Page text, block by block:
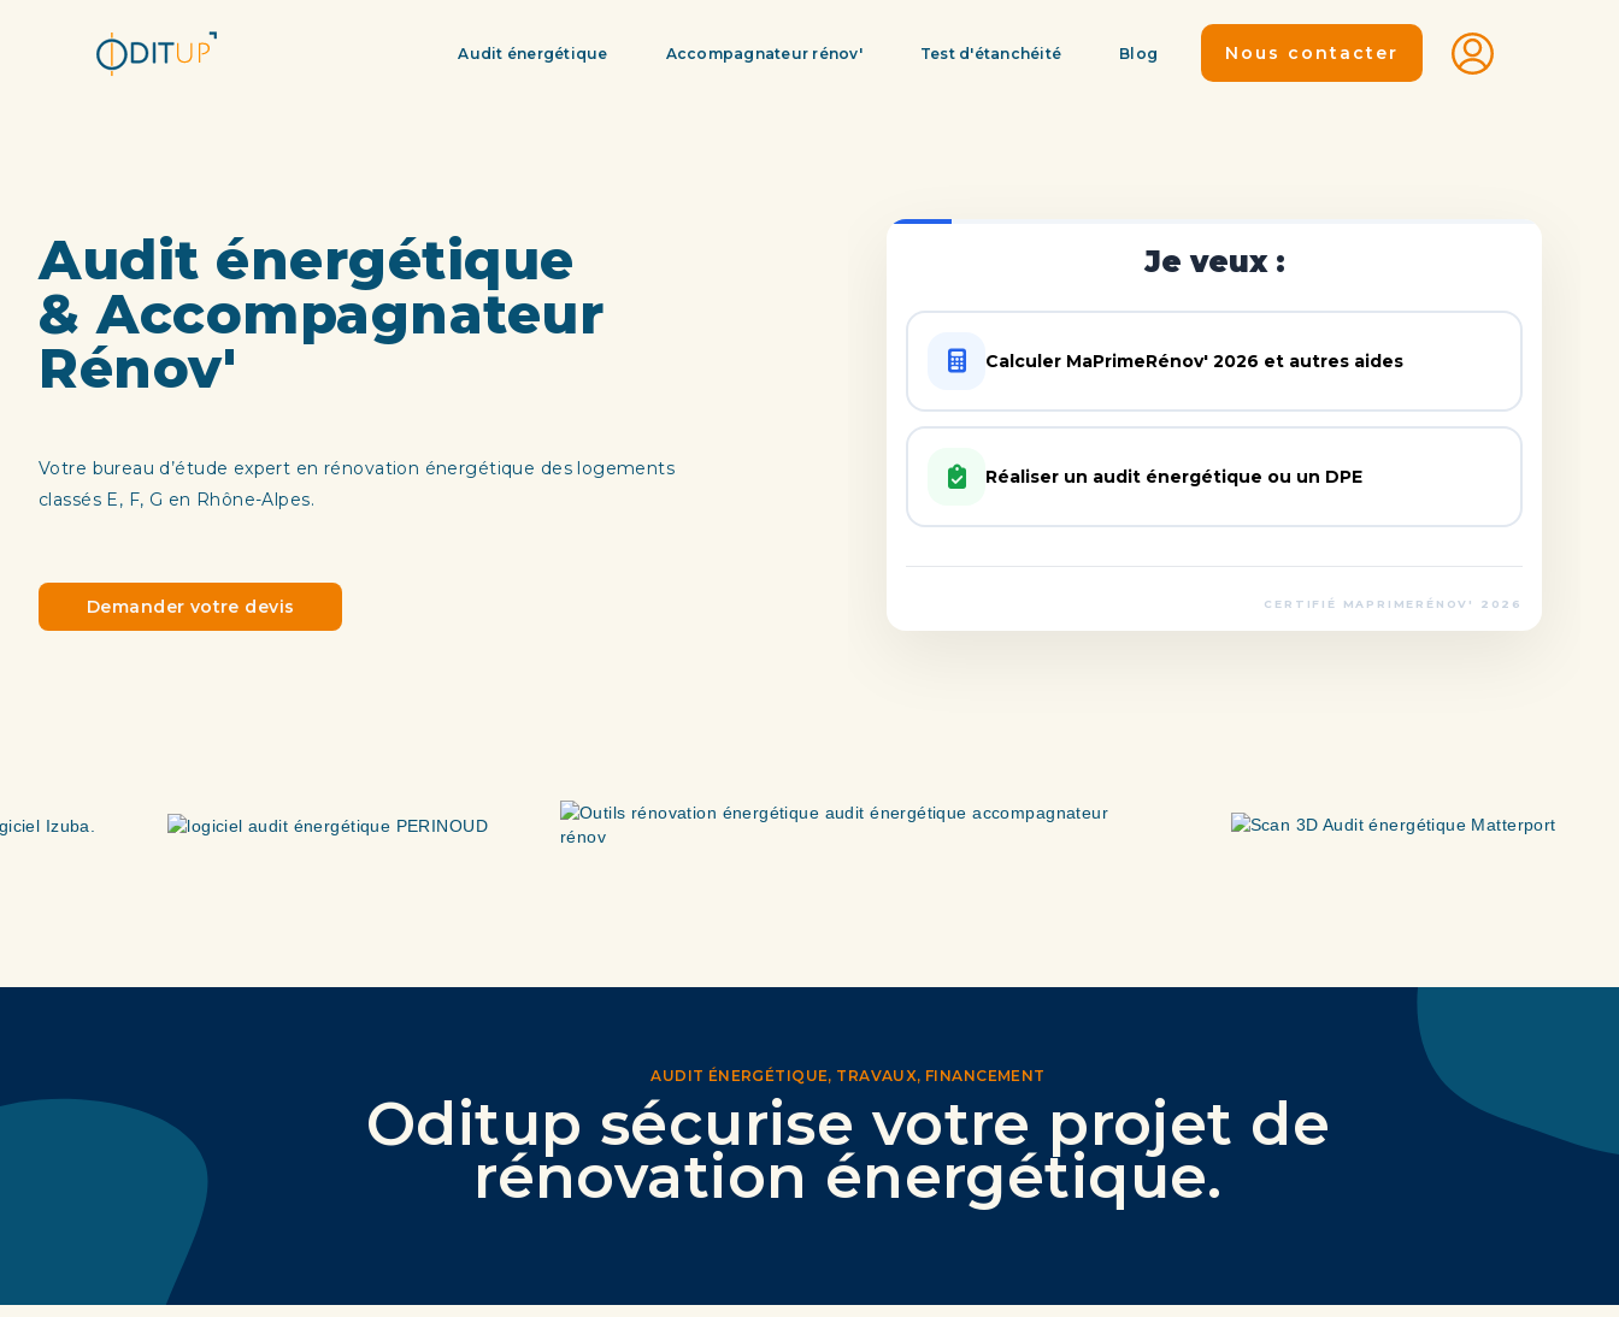
Audit énergétique Accompagnateur rénov' Test d'étanchéité Blog Nous contacter
Audit énergétique
& Accompagnateur
Rénov'
Votre bureau d’étude expert en rénovation énergétique des logements
classés E, F, G en Rhône-Alpes.
Demander votre devis
AUDIT ÉNERGÉTIQUE, TRAVAUX, FINANCEMENT
Oditup sécurise votre projet de
rénovation énergétique.